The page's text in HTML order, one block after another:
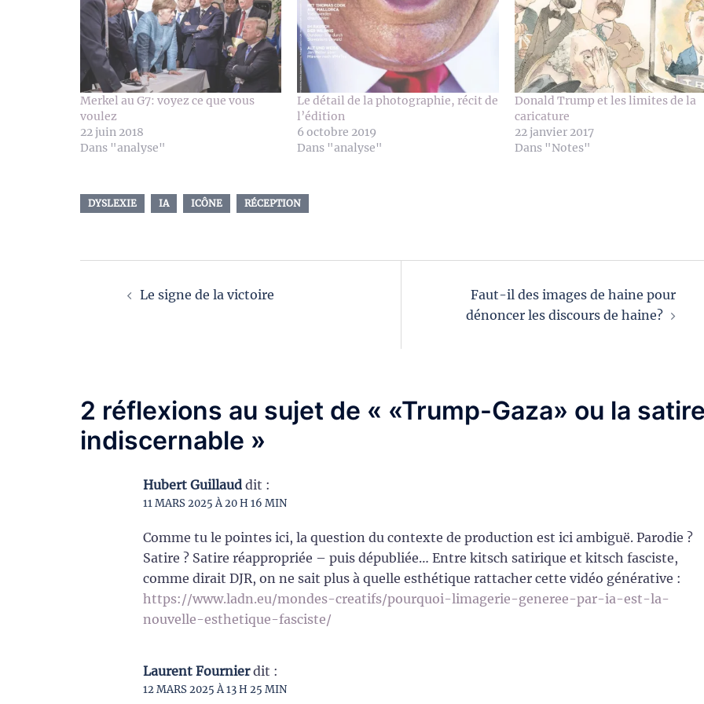
Merkel au G7: voyez ce que vous
voulez
22 juin 2018
Dans "analyse"
Le détail de la photographie, récit de
l’édition
6 octobre 2019
Dans "analyse"
Donald Trump et les limites de la
caricature
22 janvier 2017
Dans "Notes"
DYSLEXIE IA ICÔNE RÉCEPTION
Navigation
Le signe de la victoire
Faut-il des images de haine pour
dénoncer les discours de haine?
2 réflexions au sujet de « «Trump-Gaza» ou la
indiscernable »
Hubert Guillaud dit :
11 MARS 2025 À 20 H 16 MIN
Comme tu le pointes ici, la question du contexte de production est ici ambiguë. Parodie ?
Satire ? Satire réappropriée – puis dépubliée… Entre kitsch satirique et kitsch fasciste,
comme dirait DJR, on ne sait plus à quelle esthétique rattacher cette vidéo générative :
https://www.ladn.eu/mondes-creatifs/pourquoi-limagerie-generee-par-ia-est-la-
nouvelle-esthetique-fasciste/
Laurent Fournier dit :
12 MARS 2025 À 13 H 25 MIN